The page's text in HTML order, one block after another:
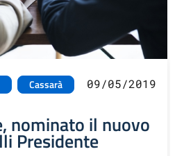
Cassarà 09/05/2019
nominato il nuovo
Presidente